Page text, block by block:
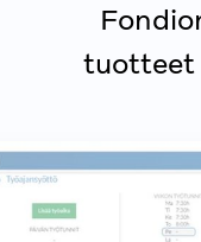
tuotteet